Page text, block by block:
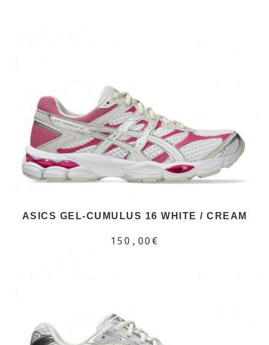
ASICS GEL-CUMULUS 16 WHITE / CREAM
150,00€